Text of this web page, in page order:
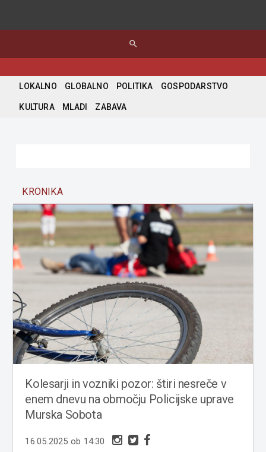
search
LOKALNO GLOBALNO POLITIKA GOSPODARSTVO
KULTURA MLADI ZABAVA
KRONIKA
Kolesarji in vozniki pozor: štiri nesreče v
enem dnevu na območju Policijske uprave
Murska Sobota
16.05.2025 ob 14:30